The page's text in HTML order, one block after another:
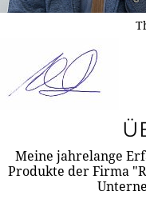
Meine jahrelange
Produkte der Firma